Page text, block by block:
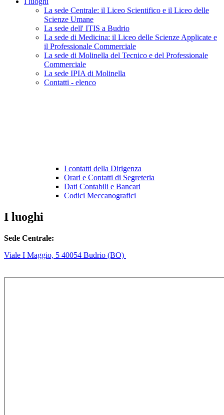
La sede Centrale: il Liceo Scientifico e il Liceo delle
Scienze Umane
La sede dell' ITIS a Budrio
La sede di Medicina: il Liceo delle Scienze Applicate e
il Professionale Commerciale
La sede di Molinella del Tecnico e del Professionale
Commerciale
La sede IPIA di Molinella
Contatti - elenco
I contatti della Dirigenza
Orari e Contatti di Segreteria
Dati Contabili e Bancari
Codici Meccanografici
I luoghi
Sede Centrale:
Viale I Maggio, 5 40054 Budrio (BO)